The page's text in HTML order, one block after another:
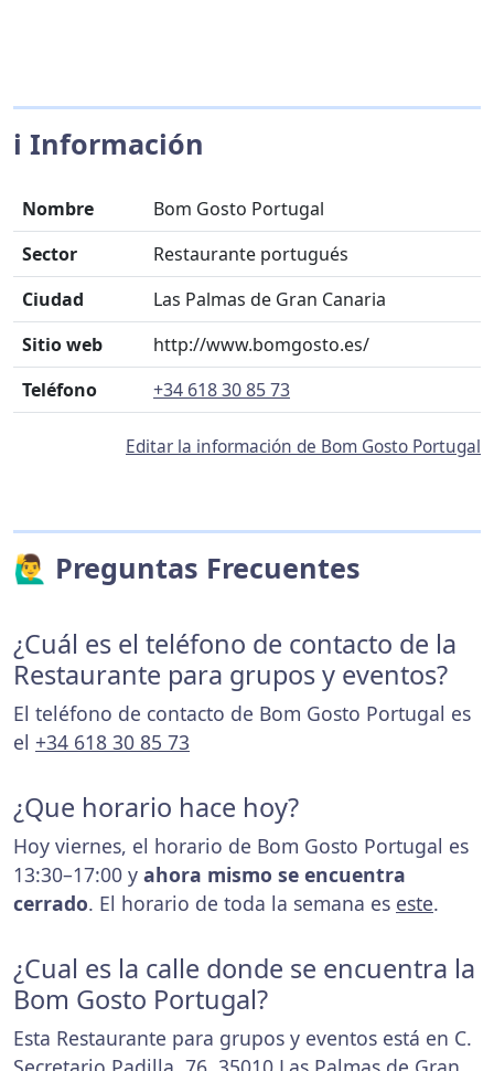
ℹ️ Información
Nombre
Bom Gosto Portugal
Sector
Restaurante portugués
Ciudad
Las Palmas de Gran Canaria
Sitio web
http://www.bomgosto.es/
Teléfono
+34 618 30 85 73
Editar la información de Bom Gosto Portugal
🙋‍♂️ Preguntas Frecuentes
¿Cuál es el teléfono de contacto de la
Restaurante para grupos y eventos?
El teléfono de contacto de Bom Gosto Portugal es
el +34 618 30 85 73
¿Que horario hace hoy?
Hoy viernes, el horario de Bom Gosto Portugal es
13:30–17:00 y ahora mismo se encuentra
cerrado. El horario de toda la semana es este.
¿Cual es la calle donde se encuentra la
Bom Gosto Portugal?
Esta Restaurante para grupos y eventos está en C.